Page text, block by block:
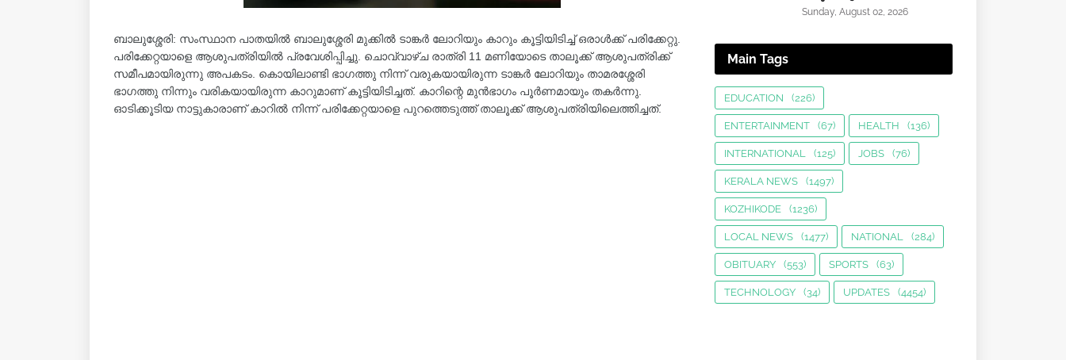
ബാലുശ്ശേരി: സംസ്ഥാന പാതയിൽ ബാലുശ്ശേരി മുക്കിൽ ടാങ്കർ ലോറിയും കാറും കൂട്ടിയിടിച്ച് ഒരാൾക്ക് പരിക്കേറ്റു.
പരിക്കേറ്റയാളെ ആശുപത്രിയിൽ പ്രവേശിപ്പിച്ചു. ചൊവ്വാഴ്ച രാത്രി 11 മണിയോടെ താലൂക്ക് ആശുപത്രിക്ക്
സമീപമായിരുന്നു അപകടം. കൊയിലാണ്ടി ഭാഗത്തു നിന്ന്‌ വരുകയായിരുന്ന ടാങ്കർ ലോറിയും താമരശ്ശേരി
ഭാഗത്തു നിന്നും വരികയായിരുന്ന കാറുമാണ് കൂട്ടിയിടിച്ചത്. കാറിന്റെ മുൻഭാഗം പൂർണമായും തകർന്നു.
ഓടിക്കൂടിയ നാട്ടുകാരാണ് കാറിൽ നിന്ന്‌ പരിക്കേറ്റയാളെ പുറത്തെടുത്ത് താലൂക്ക് ആശുപത്രിയിലെത്തിച്ചത്.
Sunday, August 02, 2026
Main Tags
EDUCATION (226)
ENTERTAINMENT (67) HEALTH (136)
INTERNATIONAL (125) JOBS (76)
KERALA NEWS (1497)
KOZHIKODE (1236)
LOCAL NEWS (1477) NATIONAL (284)
OBITUARY (553) SPORTS (63)
TECHNOLOGY (34) UPDATES (4454)